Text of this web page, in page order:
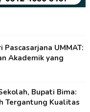
UMMAT:
Akademik yang
Bupati Bima:
Tergantung Kualitas